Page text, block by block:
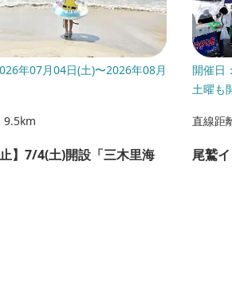
年07月04日(土)〜2026年08月
9.5km
止】7/4(土)開設「三木里海
開催日
土曜も
直線距
尾鷲